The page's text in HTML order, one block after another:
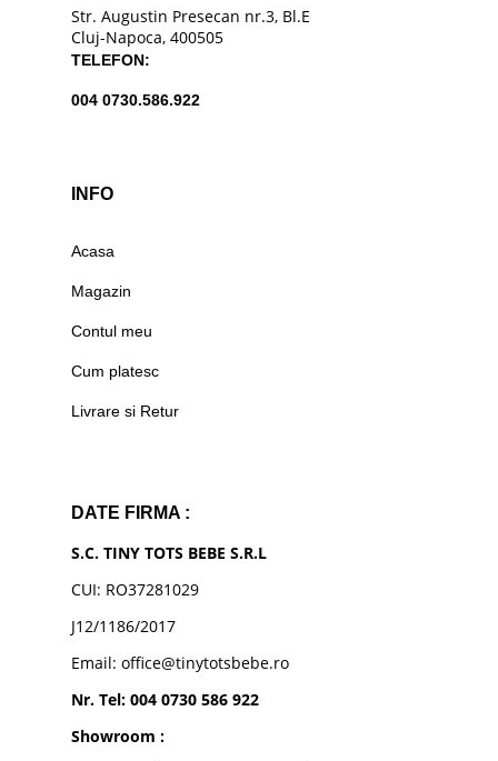
Str. Augustin Presecan nr.3, Bl.E
Cluj-Napoca, 400505
TELEFON:
004 0730.586.922
INFO
Acasa
Magazin
Contul meu
Cum platesc
Livrare si Retur
DATE FIRMA :
S.C. TINY TOTS BEBE S.R.L
CUI: RO37281029
J12/1186/2017
Email: office@tinytotsbebe.ro
Nr. Tel: 004 0730 586 922
Showroom :